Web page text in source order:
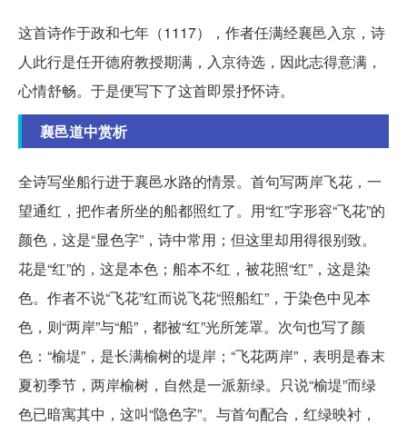
这首诗作于政和七年（1117），作者任满经襄邑入京，诗
人此行是任开德府教授期满，入京待选，因此志得意满，
心情舒畅。于是便写下了这首即景抒怀诗。
襄邑道中赏析
全诗写坐船行进于襄邑水路的情景。首句写两岸飞花，一
望通红，把作者所坐的船都照红了。用“红”字形容“飞花”的
颜色，这是“显色字”，诗中常用；但这里却用得很别致。
花是“红”的，这是本色；船本不红，被花照“红”，这是染
色。作者不说“飞花”红而说飞花“照船红”，于染色中见本
色，则“两岸”与“船”，都被“红”光所笼罩。次句也写了颜
色：“榆堤”，是长满榆树的堤岸；“飞花两岸”，表明是春末
夏初季节，两岸榆树，自然是一派新绿。只说“榆堤”而绿
色已暗寓其中，这叫“隐色字”。与首句配合，红绿映衬，